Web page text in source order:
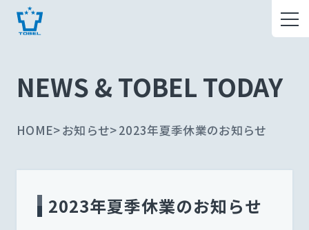
NEWS & TOBEL TODAY
HOME お知らせ 2023年夏季休業のお知らせ
2023年夏季休業のお知らせ